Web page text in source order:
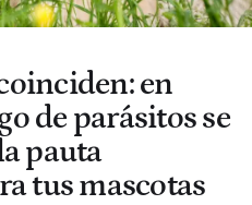
en
de parásitos se
pauta
tus mascotas